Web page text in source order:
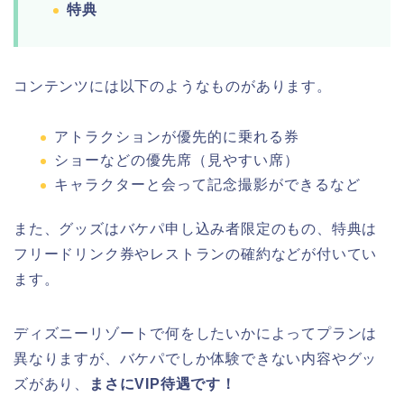
特典
コンテンツには以下のようなものがあります。
アトラクションが優先的に乗れる券
ショーなどの優先席（見やすい席）
キャラクターと会って記念撮影ができるなど
また、グッズはバケパ申し込み者限定のもの、特典は
フリードリンク券やレストランの確約などが付いてい
ます。
ディズニーリゾートで何をしたいかによってプランは
異なりますが、バケパでしか体験できない内容やグッ
ズがあり、
まさにVIP待遇です！